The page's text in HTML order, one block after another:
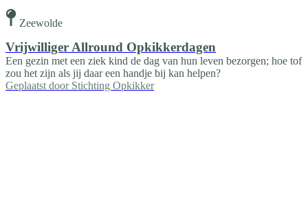
Zeewolde
Vrijwilliger Allround Opkikkerdagen
Een gezin met een ziek kind de dag van hun leven bezorgen; hoe tof
zou het zijn als jij daar een handje bij kan helpen?
Geplaatst door Stichting Opkikker